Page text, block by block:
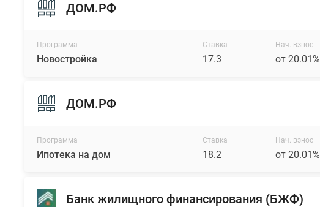
ДОМ.РФ
Программа
Новостройка
Ставка
17.3
Нач. взнос
от 20.01%
ДОМ.РФ
Программа
Ипотека на дом
Ставка
18.2
Нач. взнос
от 20.01%
Банк жилищного финансирования (БЖФ)